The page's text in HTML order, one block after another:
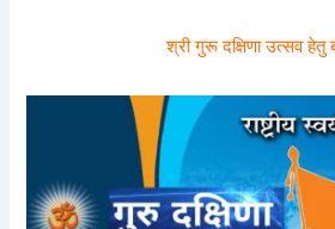
श्री गुरू दक्षिणा उत्सव हेतु